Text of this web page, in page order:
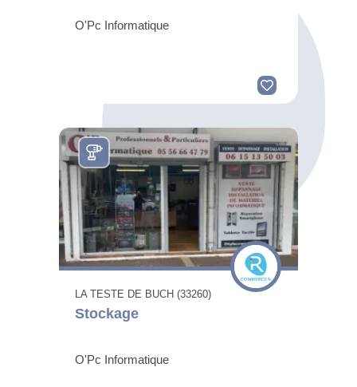
O'Pc Informatique
LA TESTE DE BUCH (33260)
Stockage
O'Pc Informatique